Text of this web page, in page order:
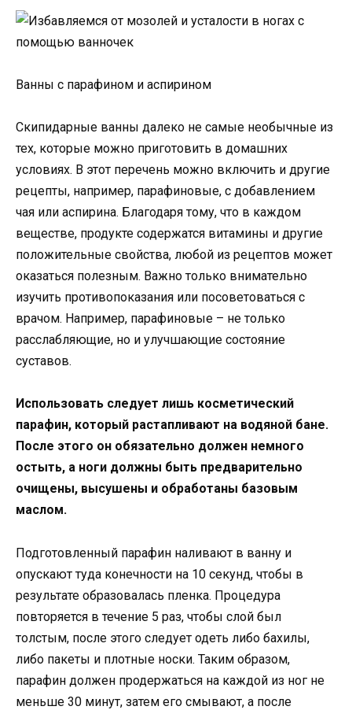
Ванны с парафином и аспирином
Скипидарные ванны далеко не самые необычные из
тех, которые можно приготовить в домашних
условиях. В этот перечень можно включить и другие
рецепты, например, парафиновые, с добавлением
чая или аспирина. Благодаря тому, что в каждом
веществе, продукте содержатся витамины и другие
положительные свойства, любой из рецептов может
оказаться полезным. Важно только внимательно
изучить противопоказания или посоветоваться с
врачом. Например, парафиновые – не только
расслабляющие, но и улучшающие состояние
суставов.
Использовать следует лишь косметический
парафин, который растапливают на водяной бане.
После этого он обязательно должен немного
остыть, а ноги должны быть предварительно
очищены, высушены и обработаны базовым
маслом.
Подготовленный парафин наливают в ванну и
опускают туда конечности на 10 секунд, чтобы в
результате образовалась пленка. Процедура
повторяется в течение 5 раз, чтобы слой был
толстым, после этого следует одеть либо бахилы,
либо пакеты и плотные носки. Таким образом,
парафин должен продержаться на каждой из ног не
меньше 30 минут, затем его смывают, а после